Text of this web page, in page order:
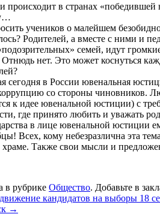
происходит в странах
учеников о малейшем
Родителей, а вместе с ними и
семей, идут
нет. Это может коснуться
сегодня в России ювенальная
со стороны чиновников.
к идее ювенальной юстиции) с
где принято любить и уважать
в лице ювенальной юстиции
Всех, кому небезразлична эта
Также свои мысли и
в рубрике Общество. Добавьте в
кандидатов на выборы 18
→